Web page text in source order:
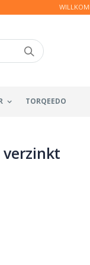
TORQEEDO
verzinkt